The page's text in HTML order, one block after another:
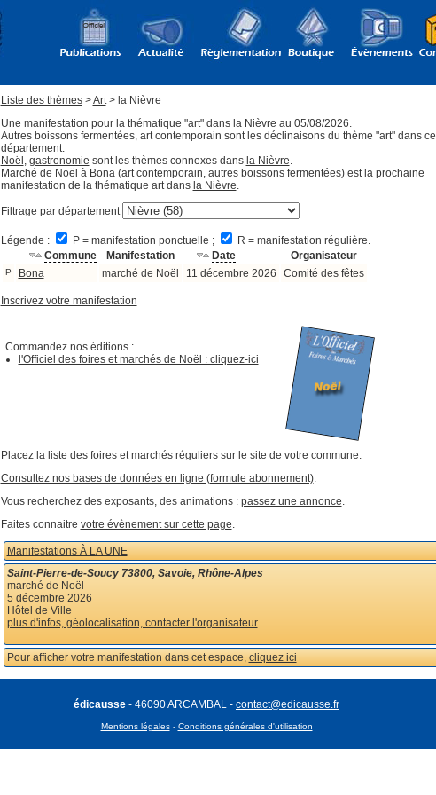
Liste des thèmes>Art> la Nièvre
Une manifestation pour la thématique "art" dans la Nièvre au 05/08/2026.
Autres boissons fermentées, art contemporain sont les déclinaisons du thème "art" dans ce
département.
Noël , gastronomie sont les thèmes connexes dans la Nièvre.
Marché de Noël à Bona (art contemporain, autres boissons fermentées) est la prochaine
manifestation de la thématique art dans la Nièvre.
Filtrage par département
Légende : P = manifestation ponctuelle ;
R = manifestation régulière.
Commune
Manifestation Date Organisateur
P Bona marché de Noël 11 décembre 2026 Comité des fêtes
Inscrivez votre manifestation
Commandez nos éditions :
l'Officiel des foires et marchés de Noël : cliquez-ici
Placez la liste des foires et marchés réguliers sur le site de votre commune.
Consultez nos bases de données en ligne (formule abonnement).
Vous recherchez des exposants, des animations : passez une annonce.
Faites connaitre votre évènement sur cette page.
Manifestations À LA UNE
Saint-Pierre-de-Soucy 73800, Savoie, Rhône-Alpes
marché de Noël
5 décembre 2026
Hôtel de Ville
plus d'infos, géolocalisation, contacter l'organisateur
Pour afficher votre manifestation dans cet espace,cliquez ici
édicausse - 46090 ARCAMBAL - contact@edicausse.fr
Mentions légales- Conditions générales d'utilisation